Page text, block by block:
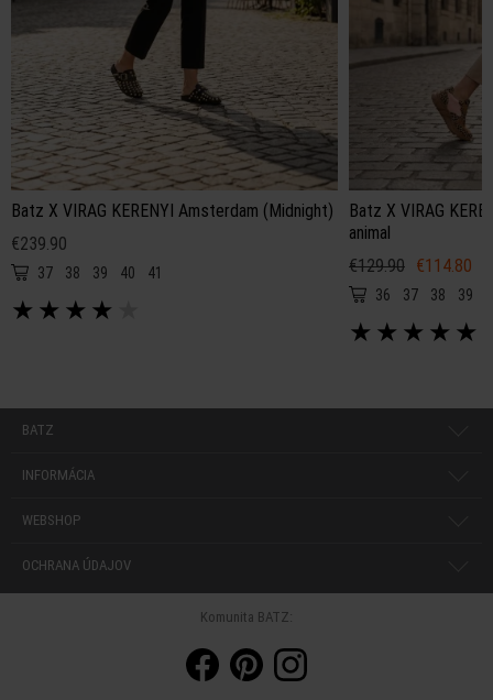
Batz X VIRAG KERENYI Amsterdam (Midnight)
€239.90
37 38 39 40 41
★ ★ ★ ★
Batz X VIRAG
animal
€129.90 €114.80
36 37 38 39
★ ★ ★ ★ ★
BATZ
INFORMÁCIA
WEBSHOP
OCHRANA ÚDAJOV
Komunita BATZ: